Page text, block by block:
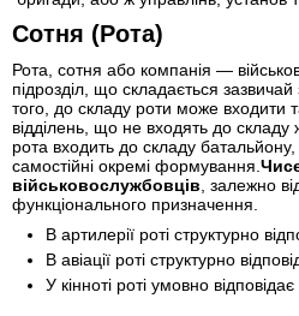
Сотня (Рота)
Рота, сотня або компанія —
підрозділ, що складається зазвичай
того, до складу роти може входити
відділень, що не входять до складу
рота входить до складу батальйону,
самостійні окремі формування.
військовослужбовців, залежно
функціонального призначення.
В артилерії роті структурно
В авіації роті структурно
У кінноті роті умовно